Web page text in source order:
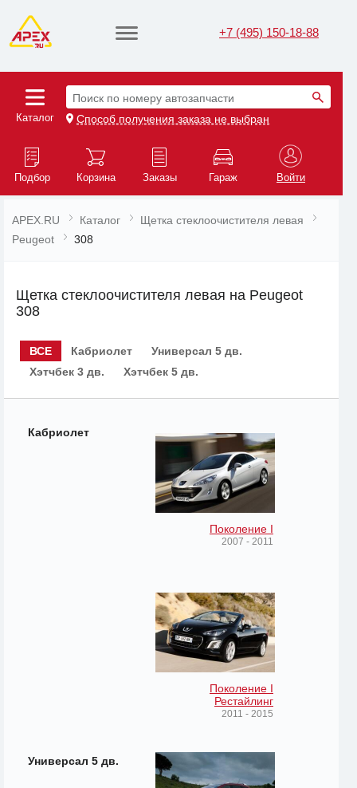
+7 (495) 150-18-88
Каталог
Поиск по номеру автозапчасти
Способ получения заказа не выбран
Подбор Корзина Заказы Гараж Войти
APEX.RU Каталог
Щетка стеклоочистителя левая
Peugeot
308
Щетка стеклоочистителя левая на Peugeot
308
ВСЕ Кабриолет
Универсал 5 дв.
Хэтчбек 3 дв.
Хэтчбек 5 дв.
Кабриолет
Поколение I
2007 - 2011
Поколение I
Рестайлинг
2011 - 2015
Универсал 5 дв.